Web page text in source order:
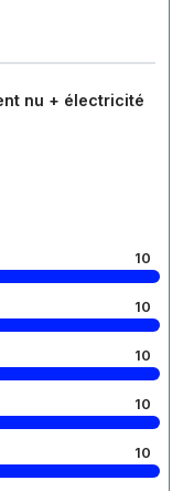
nu + électricité
10
10
10
10
10